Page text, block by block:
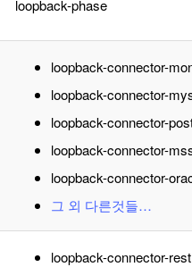
loopback-phase
loopback-connector-
loopback-connector-
loopback-connector-
loopback-connector-
loopback-connector-
그 외 다른것들…
loopback-connector-rest